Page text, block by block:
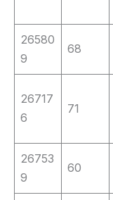
26580
9
68
26717
6
71
26753
9
60